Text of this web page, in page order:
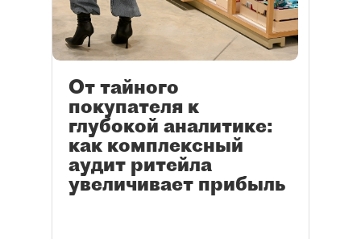
От тайного
покупателя к
глубокой аналитике:
как комплексный
аудит ритейла
увеличивает прибыль